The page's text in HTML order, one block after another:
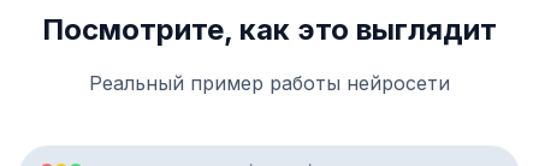
Посмотрите, как это выглядит
Реальный пример работы нейросети